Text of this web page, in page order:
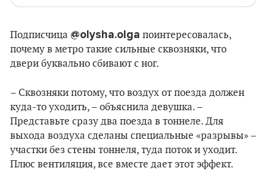
Подписчица @olysha.olga поинтересовалась,
почему в метро такие сильные сквозняки, что
двери буквально сбивают с ног.
– Сквозняки потому, что воздух от поезда должен
куда-то уходить, – объяснила девушка. –
Представьте сразу два поезда в тоннеле. Для
выхода воздуха сделаны специальные «разрывы» –
участки без стены тоннеля, туда поток и уходит.
Плюс вентиляция, все вместе дает этот эффект.